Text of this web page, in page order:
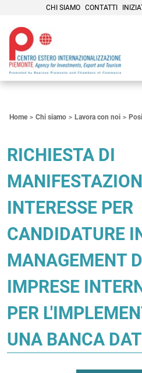
CHI SIAMO CONTATTI
Home Chi siamo Lavora con noi
RICHIESTA DI
INTERESSE PER
CANDIDATURE
MANAGEMENT
IMPRESE
PER
UNA BANCA